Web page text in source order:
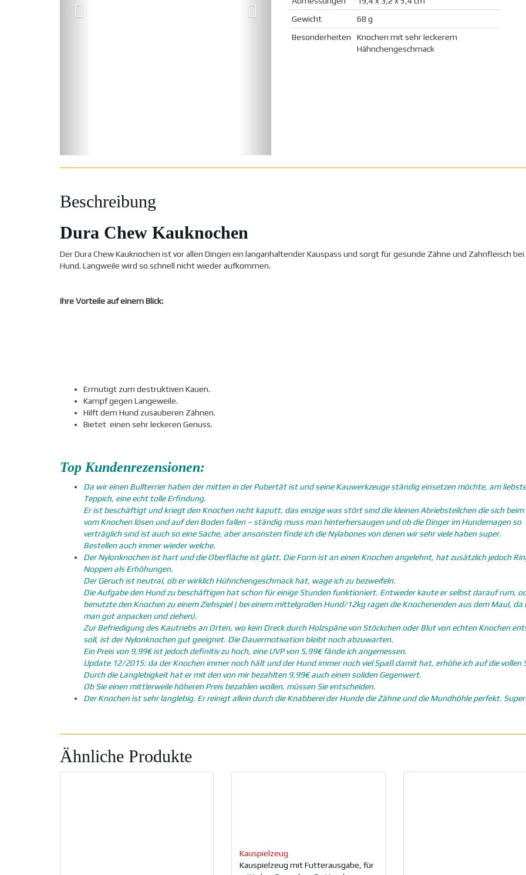
Gewicht
68 g
Besonderheiten
Knochen mit sehr leckerem
Hähnchengeschmack
Beschreibung
Dura Chew Kauknochen
Der Dura Chew Kauknochen ist vor allen Dingen ein langanhaltender Kauspass und sorgt für gesunde Zähne und Zahnfleisch
Hund. Langweile wird so schnell nicht wieder aufkommen.
Ihre Vorteile auf einem Blick:
Ermutigt zum destruktiven Kauen.
Kampf gegen Langeweile.
Hilft dem Hund zusauberen Zähnen.
Bietet einen sehr leckeren Genuss.
Top Kundenrezensionen:
Da wir einen Bullterrier haben der mitten in der Pubertät ist und seine Kauwerkzeuge ständig einsetzen möchte, am
Teppich, eine echt tolle Erfindung.
Er ist beschäftigt und kriegt den Knochen nicht kaputt, das einzige was stört sind die kleinen Abriebsteilchen die sich beim
vom Knochen lösen und auf den Boden fallen – ständig muss man hinterhersaugen und ob die Dinger im Hundemagen so
verträglich sind ist auch so eine Sache, aber ansonsten finde ich die Nylabones von denen wir sehr viele haben super.
Bestellen auch immer wieder welche.
Der Nylonknochen ist hart und die Oberfläche ist glatt. Die Form ist an einen Knochen angelehnt, hat zusätzlich jedoch
Noppen als Erhöhungen.
Der Geruch ist neutral, ob er wirklich Hühnchengeschmack hat, wage ich zu bezweifeln.
Die Aufgabe den Hund zu beschäftigen hat schon für einige Stunden funktioniert. Entweder kaute er selbst darauf rum,
benutzte den Knochen zu einem Ziehspiel ( bei einem mittelgroßen Hund/12kg ragen die Knochenenden aus dem Maul, da
man gut anpacken und ziehen).
Zur Befriedigung des Kautriebs an Orten, wo kein Dreck durch Holzspäne von Stöckchen oder Blut von echten Knochen
soll, ist der Nylonknochen gut geeignet. Die Dauermotivation bleibt noch abzuwarten.
Ein Preis von 9,99€ ist jedoch definitiv zu hoch, eine UVP von 5,99€ fände ich angemessen.
Update 12/2015: da der Knochen immer noch hält und der Hund immer noch viel Spaß damit hat, erhöhe ich auf die vollen
Durch die Langlebigkeit hat er mit den von mir bezahlten 9,99€ auch einen soliden Gegenwert.
Ob Sie einen mittlerweile höheren Preis bezahlen wollen, müssen Sie entscheiden.
Der Knochen ist sehr langlebig. Er reinigt allein durch die Knabberei der Hunde die Zähne und die Mundhöhle perfekt. Super
Ähnliche Produkte
Kauspielzeug
Kauspielzeug mit Futterausgabe, für